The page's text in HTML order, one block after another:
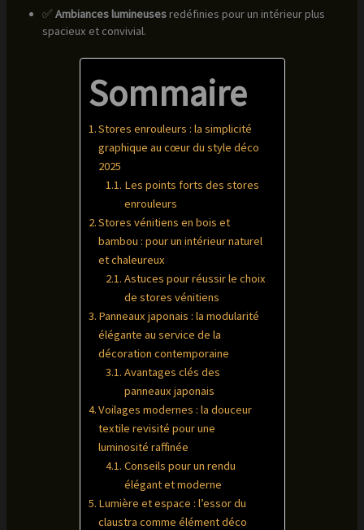
✅ Ambiances lumineusesredéfinies pour un intérieur plus
spacieux et convivial.
Sommaire
Stores enrouleurs : la simplicité
graphique au cœur du style déco
2025
Les points forts des stores
enrouleurs
Stores vénitiens en bois et
bambou : pour un intérieur naturel
et chaleureux
Astuces pour réussir le choix
de stores vénitiens
Panneaux japonais : la modularité
élégante au service de la
décoration contemporaine
Avantages clés des
panneaux japonais
Voilages modernes : la douceur
textile revisité pour une
luminosité raffinée
Conseils pour un rendu
élégant et moderne
Lumière et espace : l’essor du
claustra comme élément déco